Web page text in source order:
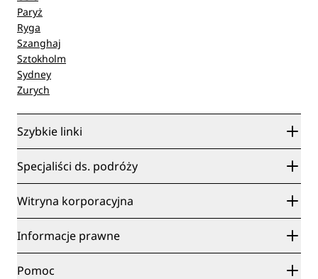
Paryż
Ryga
Szanghaj
Sztokholm
Sydney
Zurych
Szybkie linki
Radisson Rewards
Blog
Cele podróży
Aplikacja Radisson Hotels
Hotele z certyfikatem Sports Approved
Hotele przyjazne dla rodzin
Specjaliści ds. podróży
Partnerzy
Witryna korporacyjna
Radisson Hotel Group
Kariery w RHG
Informacje prawne
Centrum prywatności
Pomoc